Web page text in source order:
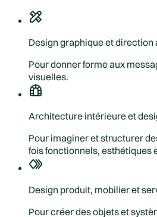
Design graphique et direction
Pour donner forme aux
visuelles.
Architecture intérieure et
Pour imaginer et structurer
fois fonctionnels, esthétiques
Design produit, mobilier et
Pour créer des objets et